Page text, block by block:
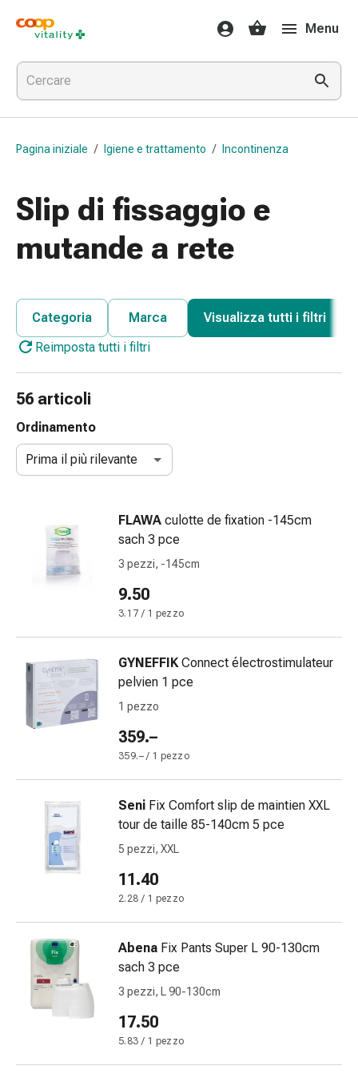
Farmaci
e
salute
Influenza
e
raffreddore
per
gola
Farmaci
l'influenza
raffreddore
Mal
di
bronchite
Inalatori
e
naso
Raffreddore
delle
ferite
e
delle
ustioni
Bende
elastiche
fissaggio
Garza
Bendaggi
compressivi
Bende,
nastri
Menu
Pagina iniziale / Igiene e trattamento / Incontinenza
Slip di fissaggio e
mutande a rete
Categoria Marca
Visualizza tutti i filtri
Reimposta tutti i filtri
56 articoli
Ordinamento
Prima il più rilevante
FLAWA culotte de fixation -145cm
sach 3 pce
3 pezzi, -145cm
9.50
3.17 / 1 pezzo
GYNEFFIK Connect électrostimulateur
pelvien 1 pce
1 pezzo
359.–
359.– / 1 pezzo
Seni Fix Comfort slip de maintien XXL
tour de taille 85-140cm 5 pce
5 pezzi, XXL
11.40
2.28 / 1 pezzo
Abena Fix Pants Super L 90-130cm
sach 3 pce
3 pezzi, L 90-130cm
17.50
5.83 / 1 pezzo